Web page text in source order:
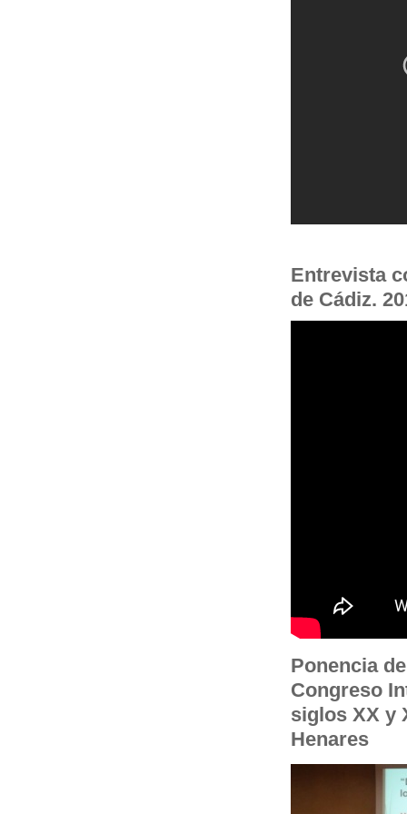
Entrevista
de Cádiz.
Ponencia
Congreso
siglos XX y
Henares